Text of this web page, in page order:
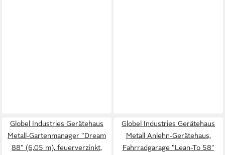
Globel Industries Gerätehaus
Metall-Gartenmanager "Dream
88" (6,05 m), feuerverzinkt,
Globel Industries Gerätehaus
Metall Anlehn-Gerätehaus,
Fahrradgarage "Lean-To 58"